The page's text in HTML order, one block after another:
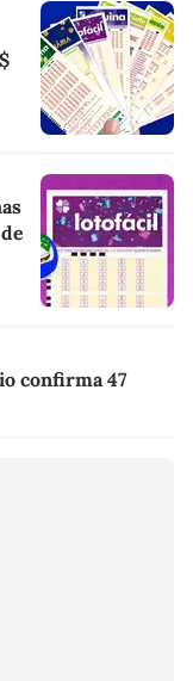
confirma 47